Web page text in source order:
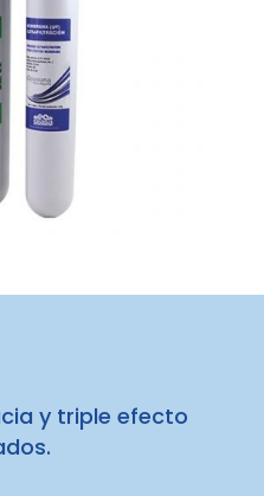
y triple efecto